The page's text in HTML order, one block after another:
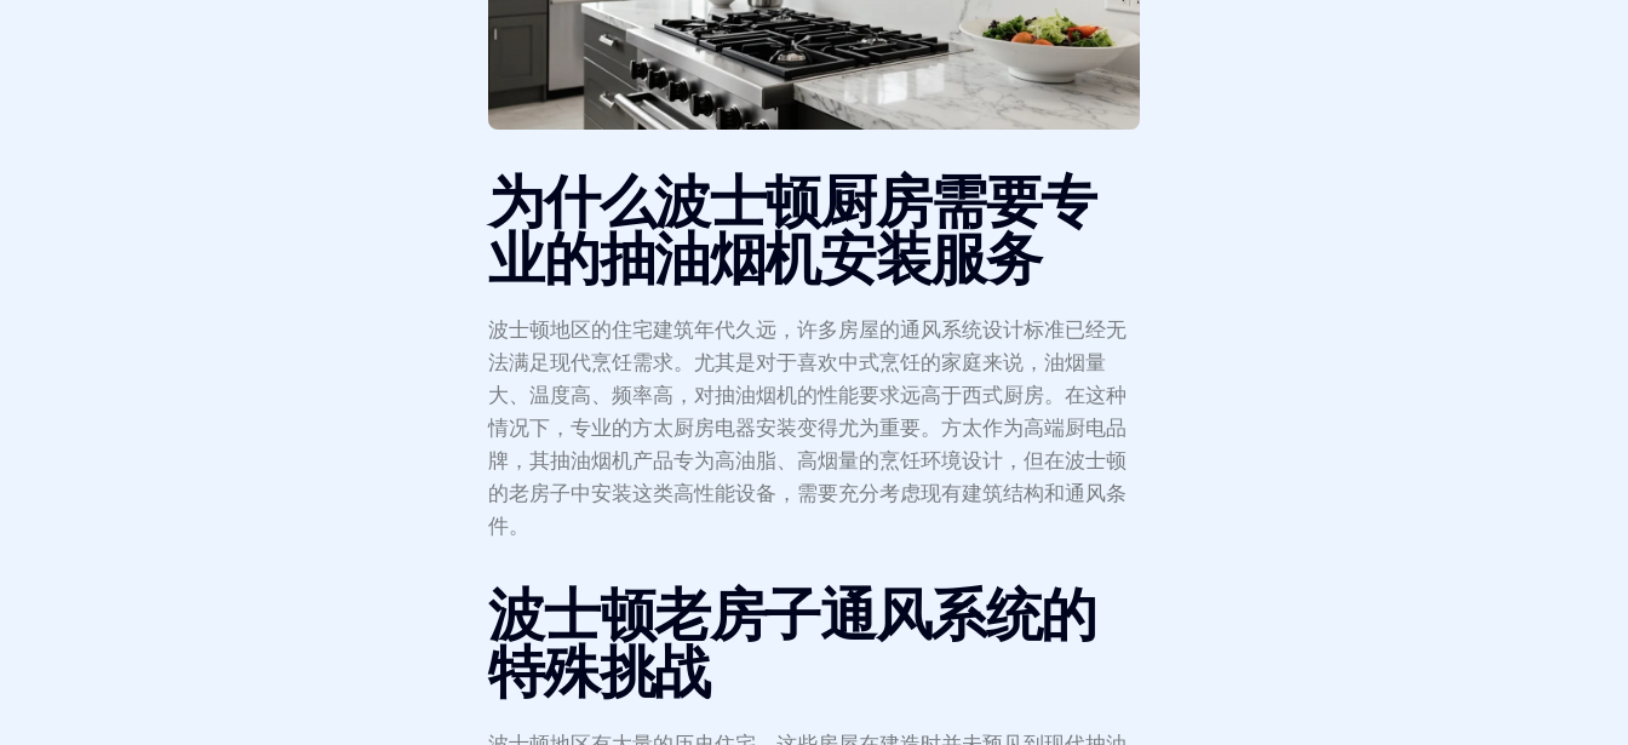
为什么波士顿厨房需要专
业的抽油烟机安装服务
波士顿地区的住宅建筑年代久远，许多房屋的通风系统设计标准已经无
法满足现代烹饪需求。尤其是对于喜欢中式烹饪的家庭来说，油烟量
大、温度高、频率高，对抽油烟机的性能要求远高于西式厨房。在这种
情况下，专业的方太厨房电器安装变得尤为重要。方太作为高端厨电品
牌，其抽油烟机产品专为高油脂、高烟量的烹饪环境设计，但在波士顿
的老房子中安装这类高性能设备，需要充分考虑现有建筑结构和通风条
件。
波士顿老房子通风系统的
特殊挑战